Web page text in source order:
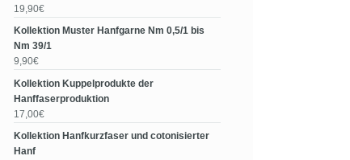
19,90€
Kollektion Muster Hanfgarne Nm 0,5/1 bis
Nm 39/1
9,90€
Kollektion Kuppelprodukte der
Hanffaserproduktion
17,00€
Kollektion Hanfkurzfaser und cotonisierter
Hanf